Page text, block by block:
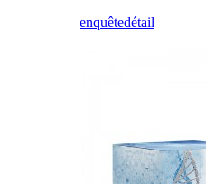
enquêtedétail